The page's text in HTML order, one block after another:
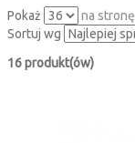
Pokaż
na stronę
Sortuj wg
16 produkt(ów)